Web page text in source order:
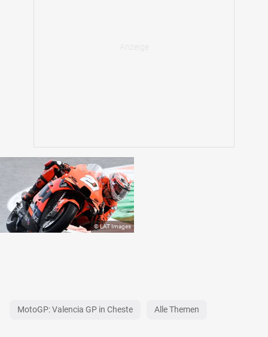
MotoGP: Valencia GP in Cheste Alle Themen